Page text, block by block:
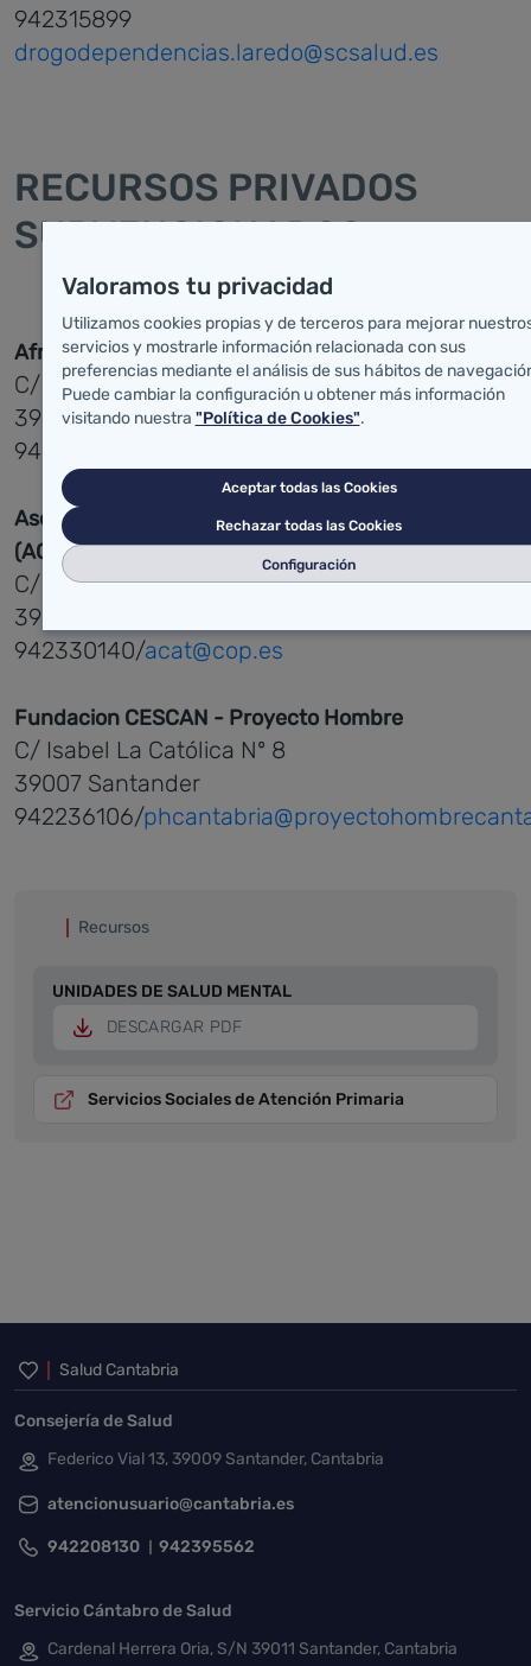
942315899
drogodependencias.laredo@scsalud.es
RECURSOS PRIVADOS
SUBVENCIONADOS
Afrontando Adicciones (AMAT)
C/ General Castañeda Nº 6 - Bajo
39300 Torrelavega
942891242/
Asociación Cántabra de Ayuda al Toxicómano
(ACAT)
C/ Pintor Gutiérrez Solana nº 7
39011 Santander
942330140/acat@cop.es
Fundacion CESCAN - Proyecto Hombre
C/ Isabel La Católica Nº 8
39007 Santander
942236106/
Recursos
UNIDADES DE SALUD MENTAL
DESCARGAR PDF
Servicios Sociales de Atención Primaria
Inicio del pie de página
Salud Cantabria
Consejería de Salud
Federico Vial 13, 39009 Santander, Cantabria
atencionusuario@cantabria.es
942208130 942395562
Servicio Cántabro de Salud
Cardenal Herrera Oria, S/N 39011 Santander, Cantabria
Valoramos tu privacidad
Utilizamos cookies propias y de terceros para mejorar
servicios y mostrarle información relacionada con sus
preferencias mediante el análisis de sus hábitos de
Puede cambiar la configuración u obtener más información
visitando nuestra "Política de Cookies".
Aceptar todas las Cookies
Rechazar todas las Cookies
Configuración